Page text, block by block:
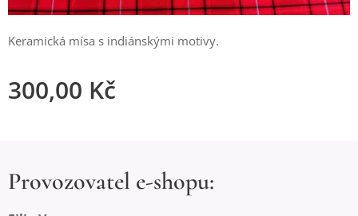
Keramická mísa s indiánskými motivy.
300,00 Kč
Provozovatel e-shopu: